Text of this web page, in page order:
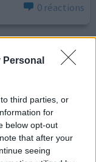
Personal
third parties, or
for
below opt-out
that after your
seeing
0 réactions